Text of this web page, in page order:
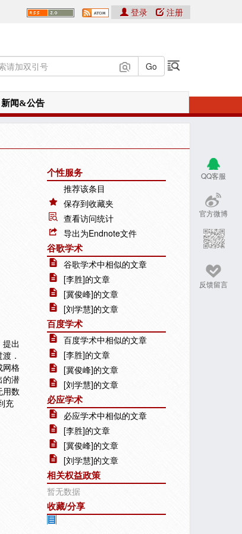
登录 注册
新闻&公告
QQ客服
官方微博
反馈留言
出
．
网格
的潜
用数
充
个性服务
推荐该条目
保存到收藏夹
查看访问统计
导出为Endnote文件
谷歌学术
谷歌学术中相似的文章
[李胜]的文章
[冀俊峰]的文章
[刘学慧]的文章
百度学术
百度学术中相似的文章
[李胜]的文章
[冀俊峰]的文章
[刘学慧]的文章
必应学术
必应学术中相似的文章
[李胜]的文章
[冀俊峰]的文章
[刘学慧]的文章
相关权益政策
暂无数据
收藏/分享